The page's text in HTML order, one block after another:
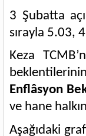
3 Şubatta
sırayla 5.03,
Keza
Enflâsyon
ve hane
Aşağıdaki